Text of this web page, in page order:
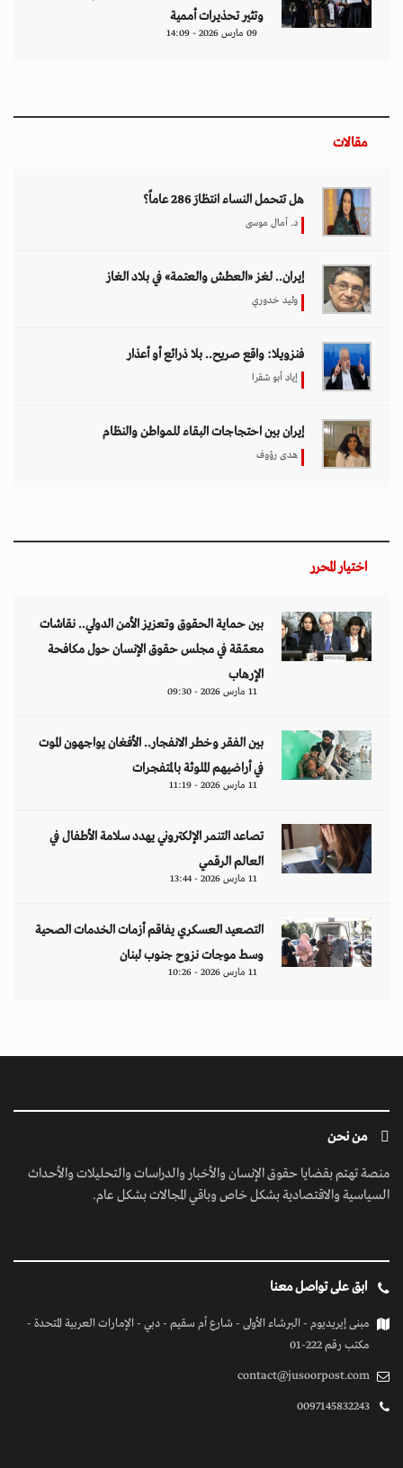
وتثير تحذيرات أممية
09 مارس 2026 - 14:09
مقالات
هل تتحمل النساء انتظارَ 286 عاماً؟
د. آمال موسى
إيران.. لغز «العطش والعتمة» في بلاد الغاز
وليد خدوري
فنزويلا: واقع صريح.. بلا ذرائع أو أعذار
إياد أبو شقرا
إيران بين احتجاجات البقاء للمواطن والنظام
هدى رؤوف
اختيار المحرر
بين حماية الحقوق وتعزيز الأمن الدولي.. نقاشات
معمّقة في مجلس حقوق الإنسان حول مكافحة
الإرهاب
11 مارس 2026 - 09:30
بين الفقر وخطر الانفجار.. الأفغان يواجهون الموت
في أراضيهم الملوثة بالمتفجرات
11 مارس 2026 - 11:19
تصاعد التنمر الإلكتروني يهدد سلامة الأطفال في
العالم الرقمي
11 مارس 2026 - 13:44
التصعيد العسكري يفاقم أزمات الخدمات الصحية
وسط موجات نزوح جنوب لبنان
11 مارس 2026 - 10:26
من نحن
منصة تهتم بقضايا حقوق الإنسان والأخبار والدراسات والتحليلات والأحداث
السياسية والاقتصادية بشكل خاص وباقي المجالات بشكل عام.
ابق على تواصل معنا
مبنى إيريديوم - البرشاء الأولى - شارع أم سقيم - دبي - الإمارات العربية المتحدة -
مكتب رقم 222-01
contact@jusoorpost.com
0097145832243